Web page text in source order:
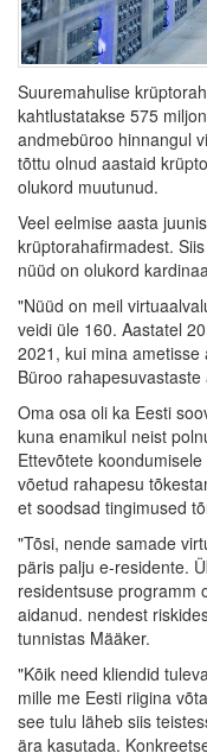
Suuremahulise
kahtlustatakse 575
andmebüroo hinnangul
tõttu olnud aastaid
olukord muutunud.
Veel eelmise aasta
krüptorahafirmadest.
nüüd on olukord
"Nüüd on meil
veidi üle 160. Aastatel
2021, kui mina
Büroo
Oma osa oli ka Eesti
kuna enamikul neist
Ettevõtete
võetud rahapesu
et soodsad tingimused
"Tõsi, nende samade
päris palju e-residente.
residentsuse programm
aidanud. nendest
tunnistas Määker.
"Kõik need kliendid
mille me Eesti riigina
see tulu läheb siis
ära kasutada.